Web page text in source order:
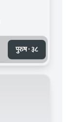
पुरुष · ३८